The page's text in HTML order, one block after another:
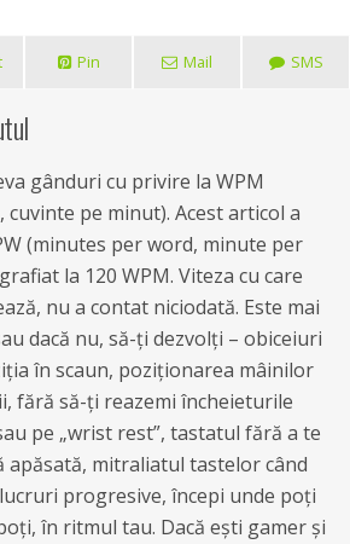
Pin Mail SMS
gânduri cu privire la WPM
pe minut). Acest articol a
(minutes per word, minute per
la 120 WPM. Viteza cu care
nu a contat niciodată. Este mai
dacă nu, să-ți dezvolți – obiceiuri
în scaun, poziționarea mâinilor
fără să-ți reazemi încheieturile
pe „wrist rest”, tastatul fără a te
apăsată, mitraliatul tastelor când
progresive, începi unde poți
în ritmul tau. Dacă ești gamer și